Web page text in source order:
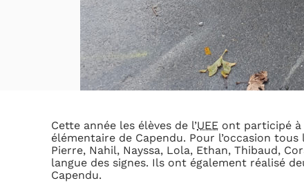
Cette année les élèves de l’UEE ont participé à
élémentaire de Capendu. Pour l’occasion
Pierre, Nahil, Nayssa, Lola, Ethan, Thibaud,
langue des signes. Ils ont également réalisé
Capendu.